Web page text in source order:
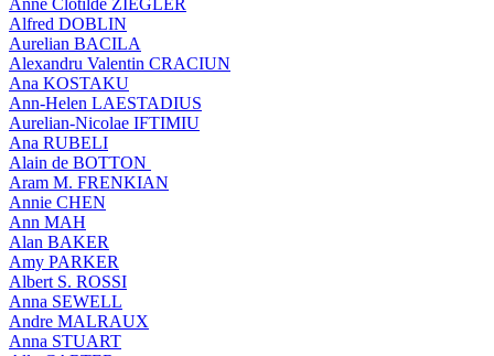
Alfred DOBLIN
Aurelian BACILA
Alexandru Valentin CRACIUN
Ana KOSTAKU
Ann-Helen LAESTADIUS
Aurelian-Nicolae IFTIMIU
Ana RUBELI
Alain de BOTTON
Aram Μ. FRENKIAN
Annie CHEN
Ann MAH
Alan BAKER
Amy PARKER
Albert S. ROSSI
Anna SEWELL
Andre MALRAUX
Anna STUART